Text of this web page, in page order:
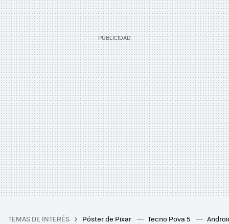
TEMAS DE INTERÉS Póster de Pixar Tecno Pova 5